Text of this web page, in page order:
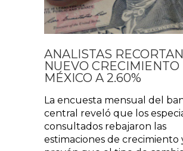
ANALISTAS
NUEVO CRECIMIENTO
MÉXICO A 2.60%
La encuesta mensual del
central reveló que los
consultados rebajaron las
estimaciones de crecimiento